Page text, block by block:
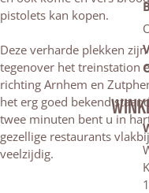
pistolets kan kopen.
Deze verharde plekken
tegenover het treinstation
richting Arnhem en
het erg goed bekend
twee minuten bent u in
gezellige restaurants
veelzijdig.